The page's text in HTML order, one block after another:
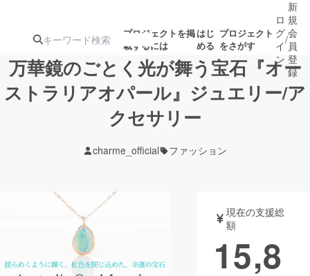
プロジェクトを掲
載するには
はじ
める
プロジェクト
をさがす
注目の新着プロ 募集終了が近いプ
テクノロジー・ガジェット
映像・映画 書籍・雑誌
ロ
グ
イ
ン
/
新
規
会
員
登
録
万華鏡のごとく光が舞う宝石『オー
ストラリアオパール』ジュエリー/ア
クセサリー
charme_official ファッション
現在の支援総
額
15,8